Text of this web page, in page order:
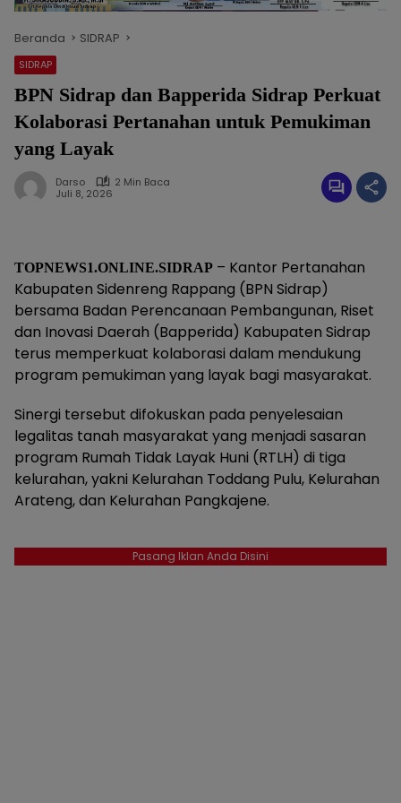
Beranda SIDRAP
SIDRAP
BPN Sidrap dan Bapperida Sidrap Perkuat
Kolaborasi Pertanahan untuk Pemukiman
yang Layak
Darso
2 Min Baca
Juli 8, 2026
TOPNEWS1.ONLINE.SIDRAP – Kantor Pertanahan
Kabupaten Sidenreng Rappang (BPN Sidrap)
bersama Badan Perencanaan Pembangunan, Riset
dan Inovasi Daerah (Bapperida) Kabupaten Sidrap
terus memperkuat kolaborasi dalam mendukung
program pemukiman yang layak bagi masyarakat.
Sinergi tersebut difokuskan pada penyelesaian
legalitas tanah masyarakat yang menjadi sasaran
program Rumah Tidak Layak Huni (RTLH) di tiga
kelurahan, yakni Kelurahan Toddang Pulu, Kelurahan
Arateng, dan Kelurahan Pangkajene.
Pasang Iklan Anda Disini